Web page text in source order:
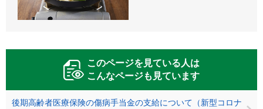
このページを見ている人は
こんなページも見ています
後期高齢者医療保険の傷病手当金の支給について（新型コロナ